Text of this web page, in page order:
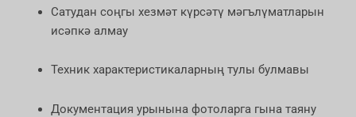
Сатудан соңгы хезмәт күрсәтү мәгълүматларын
исәпкә алмау
Техник характеристикаларның тулы булмавы
Документация урынына фотоларга гына таяну